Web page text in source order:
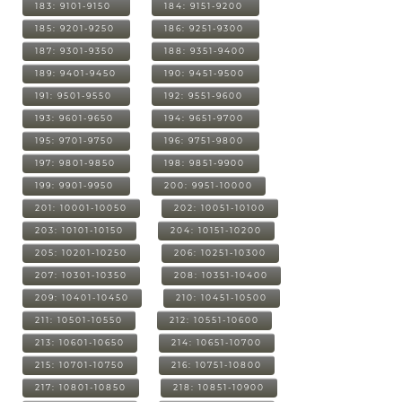
183: 9101-9150 184: 9151-9200
185: 9201-9250 186: 9251-9300
187: 9301-9350 188: 9351-9400
189: 9401-9450 190: 9451-9500
191: 9501-9550 192: 9551-9600
193: 9601-9650 194: 9651-9700
195: 9701-9750 196: 9751-9800
197: 9801-9850 198: 9851-9900
199: 9901-9950 200: 9951-10000
201: 10001-10050 202: 10051-10100
203: 10101-10150 204: 10151-10200
205: 10201-10250 206: 10251-10300
207: 10301-10350 208: 10351-10400
209: 10401-10450 210: 10451-10500
211: 10501-10550 212: 10551-10600
213: 10601-10650 214: 10651-10700
215: 10701-10750 216: 10751-10800
217: 10801-10850 218: 10851-10900